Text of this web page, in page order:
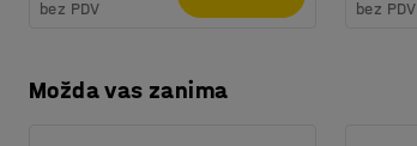
bez PDV bez PDV
Možda vas zanima